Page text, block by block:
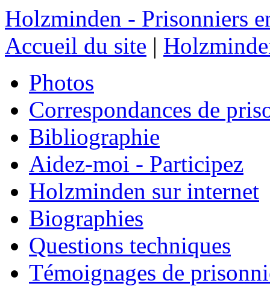
Holzminden - Prisonniers
Accueil du site |
Photos
Correspondances de
Bibliographie
Aidez-moi - Participez
Holzminden sur internet
Biographies
Questions techniques
Témoignages de